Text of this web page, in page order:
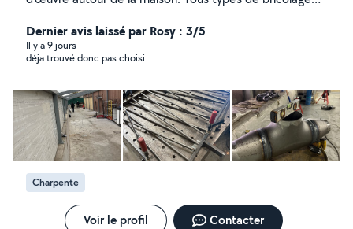
Soudeur gaz et eaux Fabrication rénovation modification
Dernier avis laissé par Rosy : 3/5
Il y a 9 jours
déja trouvé donc pas choisi
Charpente
Voir le profil Contacter